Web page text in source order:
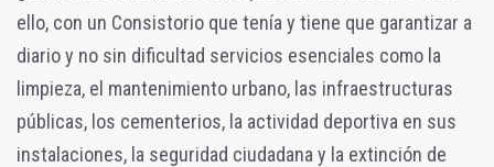
ello, con un Consistorio que tenía y tiene que garantizar a
diario y no sin dificultad servicios esenciales como la
limpieza, el mantenimiento urbano, las infraestructuras
públicas, los cementerios, la actividad deportiva en sus
instalaciones, la seguridad ciudadana y la extinción de